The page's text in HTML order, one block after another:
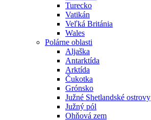
Turecko
Vatikán
Veľká Británia
Wales
Polárne oblasti
Aljaška
Antarktída
Arktída
Čukotka
Grónsko
Južné Shetlandské ostrovy
Južný pól
Ohňová zem